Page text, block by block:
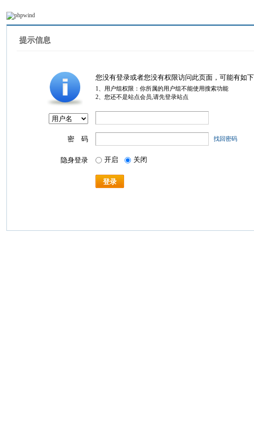
提示信息
您没有登录或者您没有权限访问此页面，可能有如
1、用户组权限：你所属的用户组不能使用搜索功能
2、您还不是站点会员,请先登录站点
密 码 找回密码
隐身登录 开启 关闭
登录